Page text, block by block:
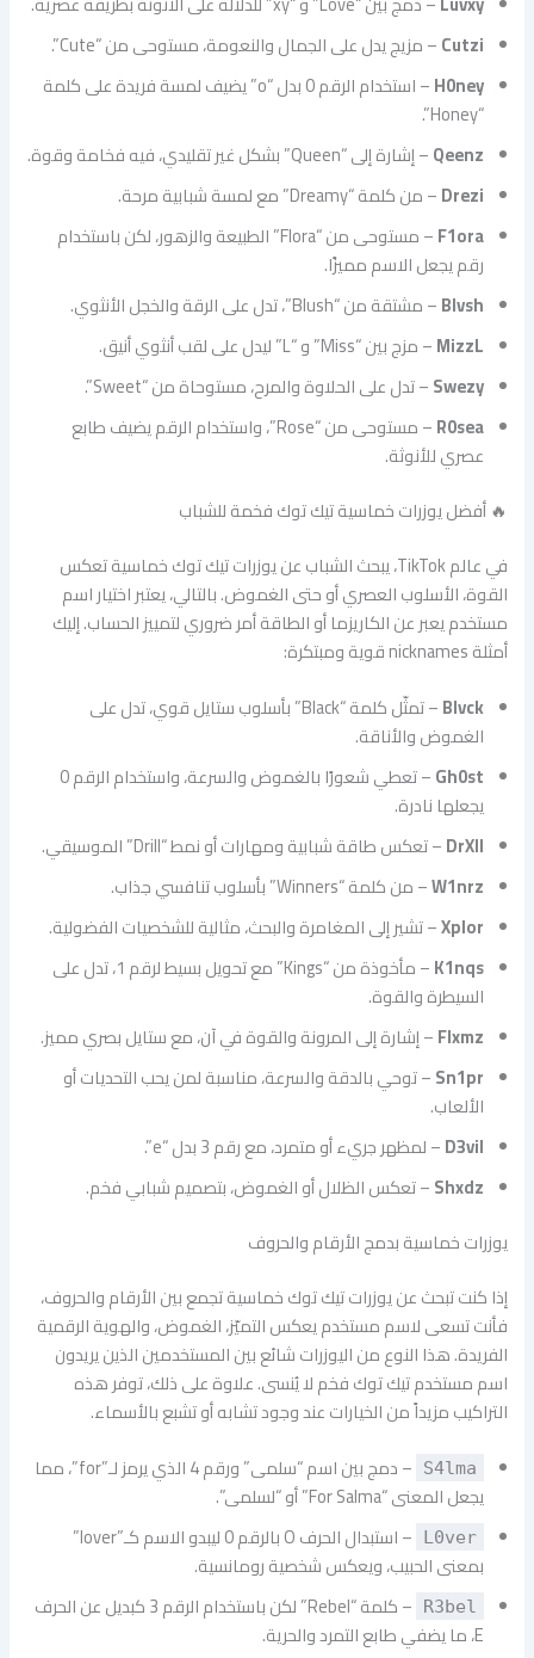
Cutzi– مزيج يدل على الجمال والنعومة، مستوحى من “Cute”.
H0ney
– استخدام الرقم 0 بدل “o” يضيف لمسة فريدة على كلمة
“Honey”.
Qeenz– إشارة إلى “Queen” بشكل غير تقليدي، فيه فخامة وقوة.
Drezi– من كلمة “Dreamy” مع لمسة شبابية مرحة.
F1ora
– مستوحى من “Flora” الطبيعة والزهور، لكن باستخدام
رقم يجعل الاسم مميزًا.
Blvsh– مشتقة من “Blush”، تدل على الرقة والخجل الأنثوي.
MizzL– مزج بين “Miss” و “L” ليدل على لقب أنثوي أنيق.
Swezy– تدل على الحلاوة والمرح، مستوحاة من “Sweet”.
R0sea
– مستوحى من “Rose”، واستخدام الرقم يضيف طابع
عصري للأنوثة.
🔥 أفضل يوزرات خماسية تيك توك فخمة للشباب
في عالم TikTok، يبحث الشباب عن يوزرات تيك توك خماسية تعكس
القوة، الأسلوب العصري أو حتى الغموض. بالتالي، يعتبر اختيار اسم
مستخدم يعبر عن الكاريزما أو الطاقة أمر ضروري لتمييز الحساب. إليك
أمثلة nicknames قوية ومبتكرة:
Blvck
– تمثّل كلمة “Black” بأسلوب ستايل قوي، تدل على
الغموض والأناقة.
Gh0st
– تعطي شعورًا بالغموض والسرعة، واستخدام الرقم 0
يجعلها نادرة.
DrXll– تعكس طاقة شبابية ومهارات أو نمط “Drill” الموسيقي.
W1nrz– من كلمة “Winners” بأسلوب تنافسي جذاب.
Xplor– تشير إلى المغامرة والبحث، مثالية للشخصيات الفضولية.
K1nqs
– مأخوذة من “Kings” مع تحويل بسيط لرقم 1، تدل على
السيطرة والقوة.
Flxmz– إشارة إلى المرونة والقوة في آن، مع ستايل بصري مميز.
Sn1pr– توحي بالدقة والسرعة، مناسبة لمن يحب التحديات أو
الألعاب.
D3vil– لمظهر جريء أو متمرد، مع رقم 3 بدل “e”.
Shxdz– تعكس الظلال أو الغموض، بتصميم شبابي فخم.
يوزرات خماسية بدمج الأرقام والحروف
إذا كنت تبحث عن يوزرات تيك توك خماسية تجمع بين الأرقام والحروف،
فأنت تسعى لاسم مستخدم يعكس التميّز، الغموض، والهوية الرقمية
الفريدة. هذا النوع من اليوزرات شائع بين المستخدمين الذين يريدون
اسم مستخدم تيك توك فخم لا يُنسى. علاوة على ذلك، توفر هذه
التراكيب مزيداً من الخيارات عند وجود تشابه أو تشبع بالأسماء.
S4lma
– دمج بين اسم “سلمى” ورقم 4 الذي يرمز لـ”for”، مما
يجعل المعنى “For Salma” أو “لسلمى”.
L0ver
– استبدال الحرف O بالرقم 0 ليبدو الاسم كـ”lover”
بمعنى الحبيب، ويعكس شخصية رومانسية.
R3bel
– كلمة “Rebel” لكن باستخدام الرقم 3 كبديل عن الحرف
E، ما يضفي طابع التمرد والحرية.